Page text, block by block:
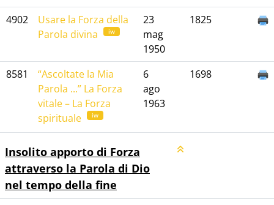
4902
Usare la Forza della
Parola divina
iw
23
mag
1950
1825
8581
“Ascoltate la Mia
Parola ...” La Forza
vitale – La Forza
spirituale
iw
6
ago
1963
1698
Insolito apporto di Forza
attraverso la Parola di Dio
nel tempo della fine